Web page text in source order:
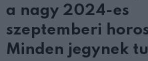
a nagy 2024-es
szeptemberi
Minden jegynek